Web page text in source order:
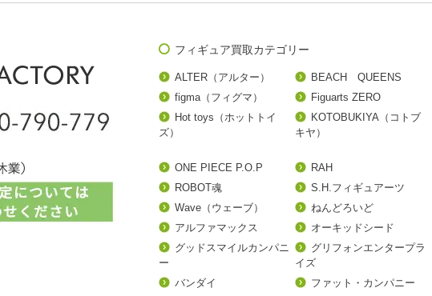
フィギュア買取カテゴリー
ALTER（アルター） BEACH QUEENS
figma（フィグマ）
Figuarts ZERO
Hot toys（ホットトイ
ズ）
KOTOBUKIYA（コトブ
キヤ）
ONE PIECE P.O.P RAH
ROBOT魂
S.H.フィギュアーツ
Wave（ウェーブ）
ねんどろいど
アルファマックス
オーキッドシード
グッドスマイルカンパニ
ー
グリフォンエンタープラ
イズ
バンダイ
ファット・カンパニー